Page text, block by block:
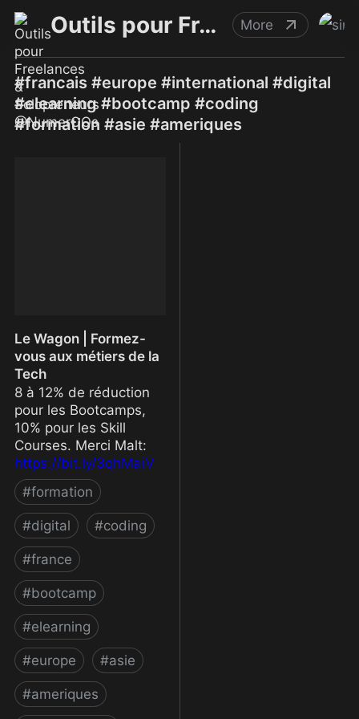
Outils pour Freelances & Solopreneurs @NumerOOs More
#francais #europe #international #digital
#elearning #bootcamp #coding
#formation #asie #ameriques
Le Wagon | Formez-
vous aux métiers de la
Tech
8 à 12% de réduction
pour les Bootcamps,
10% pour les Skill
Courses. Merci Malt:
https://bit.ly/3qhMaiV
#formation
#digital #coding
#france
#bootcamp
#elearning
#europe #asie
#ameriques